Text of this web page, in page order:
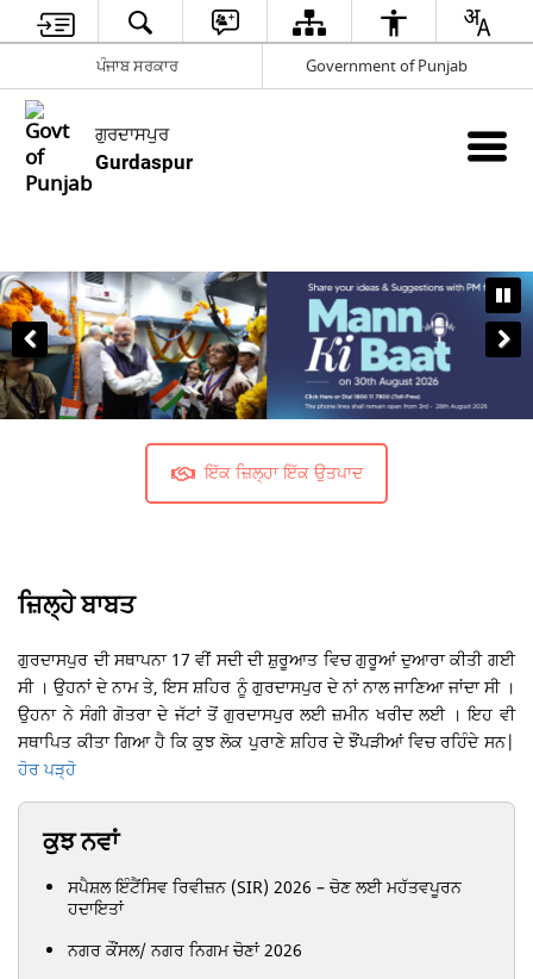
ਪੰਜਾਬ ਸਰਕਾਰ Government of Punjab
ਗੁਰਦਾਸਪੁਰ
Gurdaspur
ਇੱਕ ਜ਼ਿਲ੍ਹਾ ਇੱਕ ਉਤਪਾਦ
ਜ਼ਿਲ੍ਹੇ ਬਾਬਤ
ਗੁਰਦਾਸਪੁਰ ਦੀ ਸਥਾਪਨਾ 17 ਵੀਂ ਸਦੀ ਦੀ ਸ਼ੁਰੂਆਤ ਵਿਚ ਗੁਰੂਆਂ ਦੁਆਰਾ ਕੀਤੀ ਗਈ
ਸੀ । ਉਹਨਾਂ ਦੇ ਨਾਮ ਤੇ, ਇਸ ਸ਼ਹਿਰ ਨੂੰ ਗੁਰਦਾਸਪੁਰ ਦੇ ਨਾਂ ਨਾਲ ਜਾਣਿਆ ਜਾਂਦਾ ਸੀ ।
ਉਹਨਾ ਨੇਸੰਗੀ ਗੋਤਰਾ ਦੇ ਜੱਟਾਂ ਤੋਂ ਗੁਰਦਾਸਪੁਰ ਲਈ ਜ਼ਮੀਨ ਖਰੀਦ ਲਈ ।ਇਹ ਵੀ
ਸਥਾਪਿਤ ਕੀਤਾ ਗਿਆ ਹੈ ਕਿ ਕੁਝ ਲੋਕ ਪੁਰਾਣੇ ਸ਼ਹਿਰ ਦੇ ਝੌਂਪੜੀਆਂ ਵਿਚ ਰਹਿੰਦੇ ਸਨ|
ਹੋਰ ਪੜ੍ਹੋ
ਕੁਝ ਨਵਾਂ
ਸਪੈਸ਼ਲ ਇੰਟੈਂਸਿਵ ਰਿਵੀਜ਼ਨ (SIR) 2026 – ਚੋਣ ਲਈ ਮਹੱਤਵਪੂਰਨ
ਹਦਾਇਤਾਂ
ਨਗਰ ਕੌਂਸਲ/ ਨਗਰ ਨਿਗਮ ਚੋਣਾਂ 2026